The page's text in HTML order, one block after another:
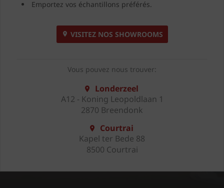
Emportez vos échantillons préférés.
VISITEZ NOS SHOWROOMS
Vous pouvez nous trouver:
Londerzeel
A12 - Koning Leopoldlaan 1
2870 Breendonk
Courtrai
Kapel ter Bede 88
8500 Courtrai